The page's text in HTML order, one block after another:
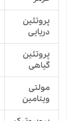
پروتئین
دریایی
پروتئین
گیاهی
مولتی
ویتامین